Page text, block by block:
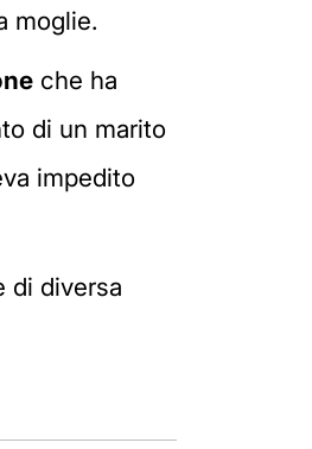
moglie.
che ha
di un marito
impedito
di diversa